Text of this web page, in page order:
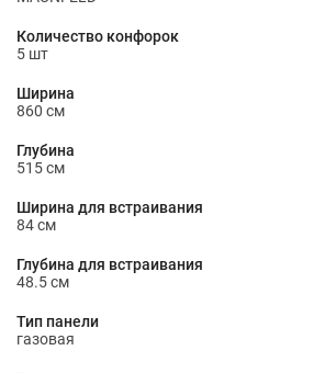
Количество конфорок
5 шт
Ширина
860 см
Глубина
515 см
Ширина для встраивания
84 см
Глубина для встраивания
48.5 см
Тип панели
газовая